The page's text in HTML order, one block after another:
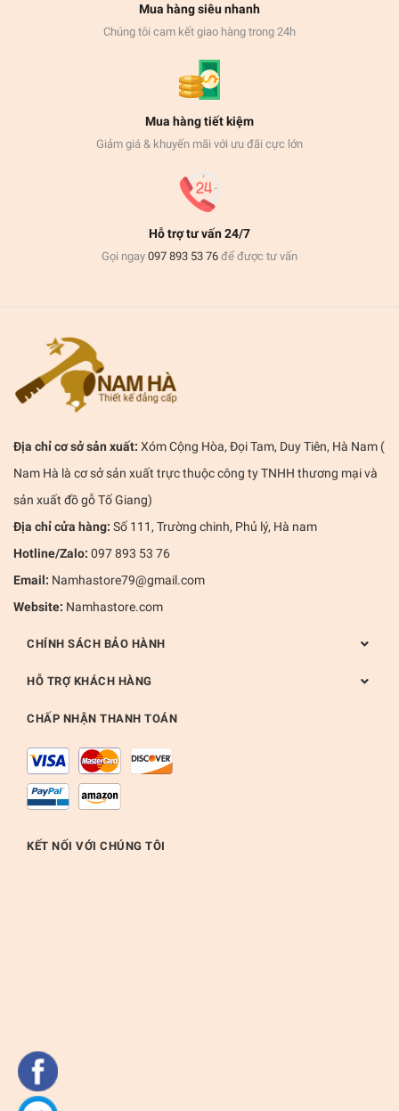
Mua hàng siêu nhanh
Chúng tôi cam kết giao hàng trong 24h
Mua hàng tiết kiệm
Giảm giá & khuyến mãi với ưu đãi cực lớn
Hỗ trợ tư vấn 24/7
Gọi ngay 097 893 53 76 để được tư vấn
Địa chỉ cơ sở sản xuất: Xóm Cộng Hòa, Đọi Tam, Duy Tiên, Hà Nam (
Nam Hà là cơ sở sản xuất trực thuộc công ty TNHH thương mại và
sản xuất đồ gỗ Tố Giang)
Địa chỉ cửa hàng: Số 111, Trường chinh, Phủ lý, Hà nam
Hotline/Zalo: 097 893 53 76
Email: Namhastore79@gmail.com
Website: Namhastore.com
CHÍNH SÁCH BẢO HÀNH
HỖ TRỢ KHÁCH HÀNG
CHẤP NHẬN THANH TOÁN
KẾT NỐI VỚI CHÚNG TÔI